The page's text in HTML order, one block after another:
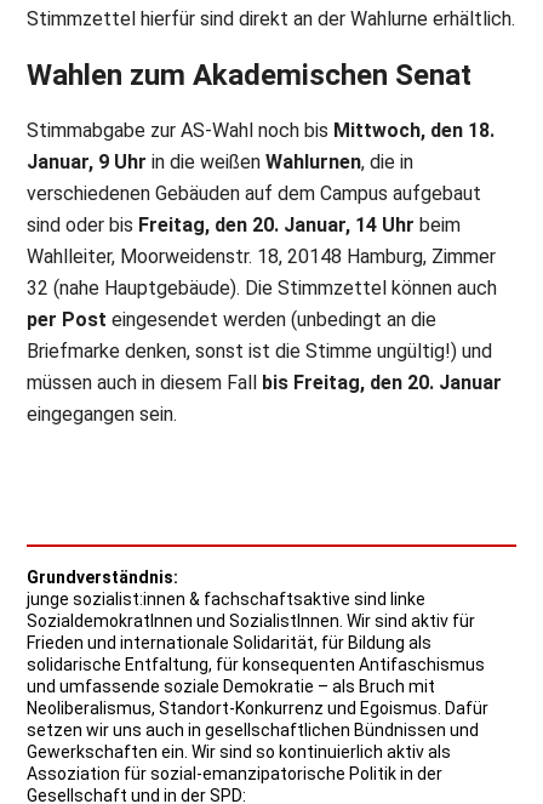
Stimmzettel hierfür sind direkt an der Wahlurne erhältlich.
Wahlen zum Akademischen Senat
Stimmabgabe zur AS-Wahl noch bis Mittwoch, den 18.
Januar, 9 Uhr in die weißenWahlurnen, die in
verschiedenen Gebäuden auf dem Campus aufgebaut
sind oder bis Freitag, den 20. Januar, 14 Uhr beim
Wahlleiter, Moorweidenstr. 18, 20148 Hamburg, Zimmer
32 (nahe Hauptgebäude). Die Stimmzettel können auch
per Post eingesendet werden (unbedingt an die
Briefmarke denken, sonst ist die Stimme ungültig!) und
müssen auch in diesem Fall bis Freitag, den 20. Januar
eingegangen sein.
Grundverständnis:
junge sozialist:innen & fachschaftsaktive sind linke
SozialdemokratInnen und SozialistInnen. Wir sind aktiv für
Frieden und internationale Solidarität, für Bildung als
solidarische Entfaltung, für konsequenten Antifaschismus
und umfassende soziale Demokratie – als Bruch mit
Neoliberalismus, Standort-Konkurrenz und Egoismus. Dafür
setzen wir uns auch in gesellschaftlichen Bündnissen und
Gewerkschaften ein. Wir sind so kontinuierlich aktiv als
Assoziation für sozial-emanzipatorische Politik in der
Gesellschaft und in der SPD: